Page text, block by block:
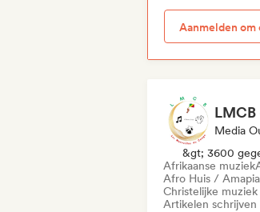
Aanmelden om
Media
&gt; 3600
Afrikaanse muziek
Afro Huis /
Christelijke muziek
Artikelen schrijven